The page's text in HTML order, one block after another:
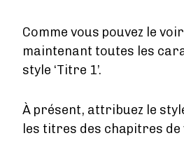
Comme vous pouvez le
maintenant toutes les
style ‘Titre 1’.
À présent, attribuez le
les titres des chapitres